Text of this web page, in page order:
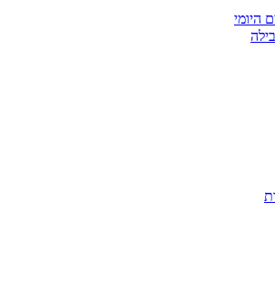
היומי